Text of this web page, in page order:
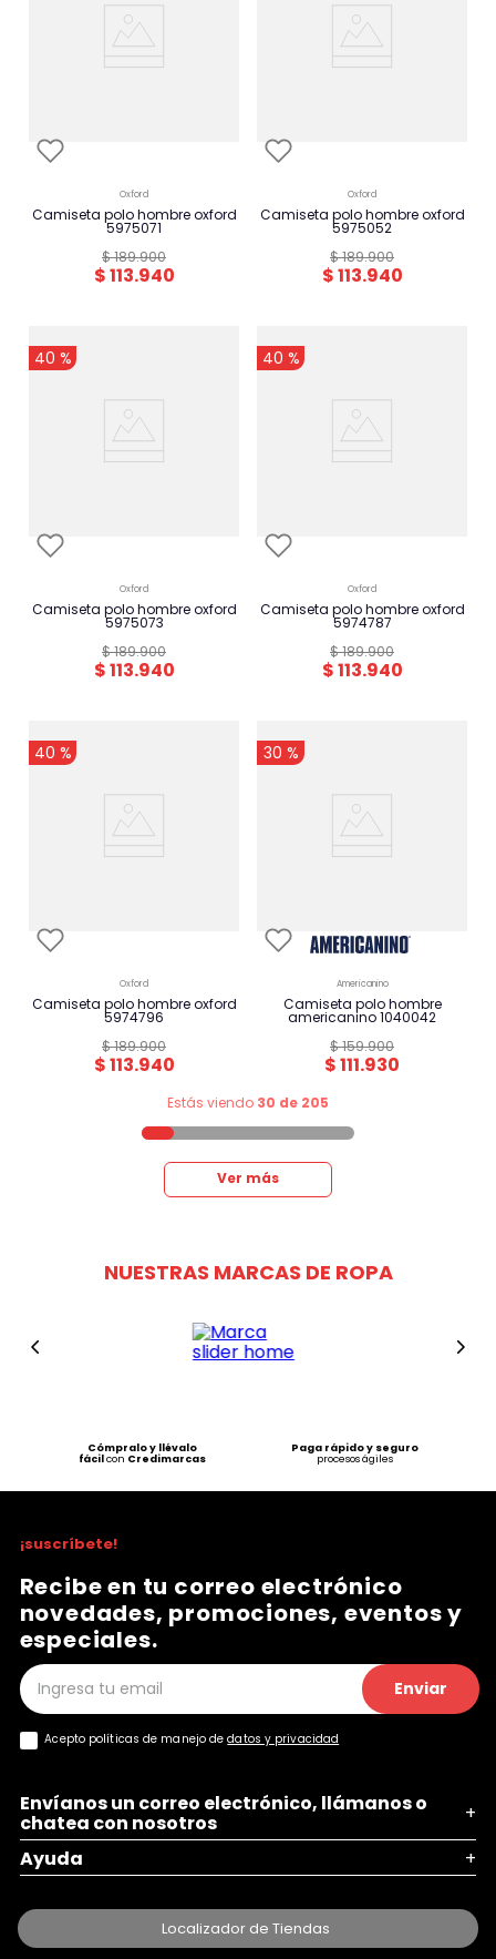
oxford
camiseta polo hombre oxford
5975071
$189.900
$113.940
oxford
camiseta polo hombre oxford
5975052
$189.900
$113.940
40 %
oxford
camiseta polo hombre oxford
5975073
$189.900
$113.940
40 %
oxford
camiseta polo hombre oxford
5974787
$189.900
$113.940
40 %
oxford
camiseta polo hombre oxford
5974796
$189.900
$113.940
30 %
americanino
camiseta polo hombre
americanino 1040042
$159.900
$111.930
Estás viendo 30 de 205
Ver más
NUESTRAS MARCAS DE ROPA
Cómpralo y llévalo
fácilcon Credimarcas
Paga rápido y seguro
procesos ágiles
¡suscríbete!
Recibe en tu correo electrónico
novedades, promociones, eventos y
especiales.
Enviar
Acepto políticas de manejo dedatos y privacidad
Envíanos un correo electrónico, llámanos o
chatea con nosotros
+
Ayuda
+
Localizador de Tiendas